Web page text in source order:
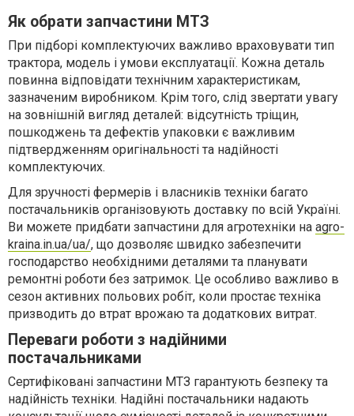
Як обрати запчастини МТЗ
При підборі комплектуючих важливо враховувати тип
трактора, модель і умови експлуатації. Кожна деталь
повинна відповідати технічним характеристикам,
зазначеним виробником. Крім того, слід звертати увагу
на зовнішній вигляд деталей: відсутність тріщин,
пошкоджень та дефектів упаковки є важливим
підтвердженням оригінальності та надійності
комплектуючих.
Для зручності фермерів і власників техніки багато
постачальників організовують доставку по всій Україні.
Ви можете придбати запчастини для агротехніки на agro-
kraina.in.ua/ua/, що дозволяє швидко забезпечити
господарство необхідними деталями та планувати
ремонтні роботи без затримок. Це особливо важливо в
сезон активних польових робіт, коли простає техніка
призводить до втрат врожаю та додаткових витрат.
Переваги роботи з надійними
постачальниками
Сертифіковані запчастини МТЗ гарантують безпеку та
надійність техніки. Надійні постачальники надають